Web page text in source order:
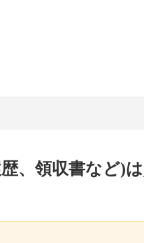
、領収書など)は